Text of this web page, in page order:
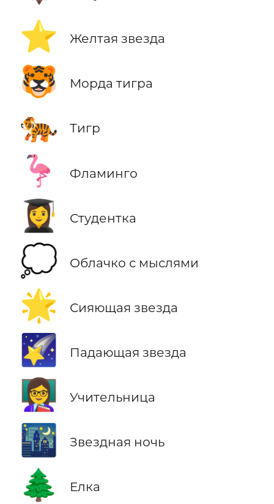
⭐ Желтая звезда
🐯 Морда тигра
🐅 Тигр
🦩 Фламинго
👩‍🎓 Студентка
💭 Облачко с мыслями
🌟 Сияющая звезда
🌠 Падающая звезда
👩‍🏫 Учительница
🌃 Звездная ночь
🌲 Елка